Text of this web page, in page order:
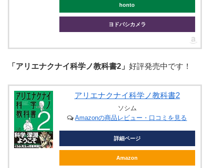
honto
ヨドバシカメラ
「アリエナクナイ科学ノ教科書2」 好評発売中です！
アリエナクナイ科学ノ教科書2
ソシム
Amazonの商品レビュー・口コミを見る
詳細ページ
Amazon